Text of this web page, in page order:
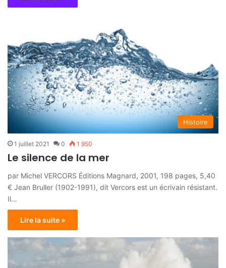
Histoire
1 juillet 2021 0 1 950
Le silence de la mer
par Michel VERCORS Éditions Magnard, 2001, 198 pages, 5,40
€ Jean Bruller (1902-1991), dit Vercors est un écrivain résistant.
Il…
Lire la suite »